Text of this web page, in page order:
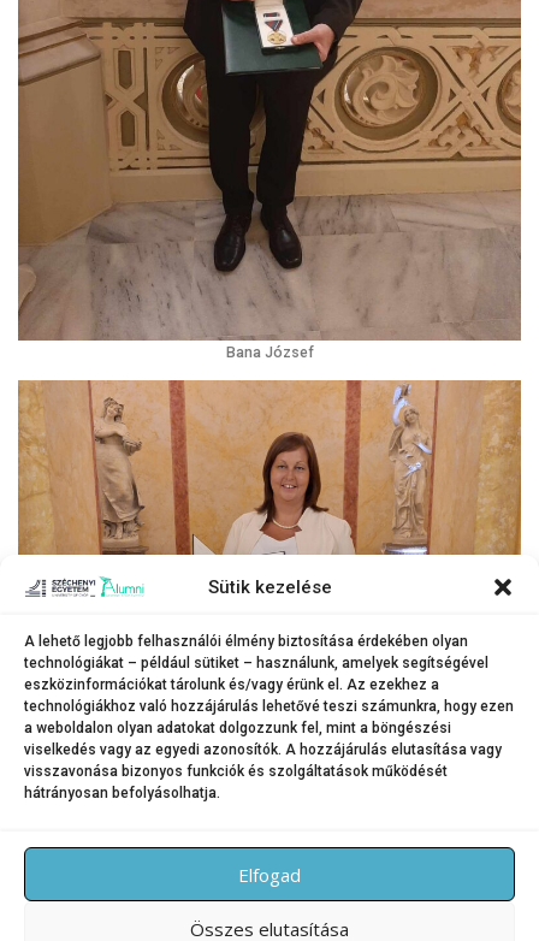
Sütik kezelése
A lehető legjobb felhasználói élmény biztosítása érdekében olyan
technológiákat – például sütiket – használunk, amelyek segítségével
eszközinformációkat tárolunk és/vagy érünk el. Az ezekhez a
technológiákhoz való hozzájárulás lehetővé teszi számunkra, hogy ezen
a weboldalon olyan adatokat dolgozzunk fel, mint a böngészési
viselkedés vagy az egyedi azonosítók. A hozzájárulás elutasítása vagy
visszavonása bizonyos funkciók és szolgáltatások működését
hátrányosan befolyásolhatja.
Elfogad
Összes elutasítása
Bana József
Tóth Csilla
KATEGÓRIA:HÍREK